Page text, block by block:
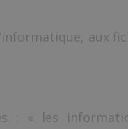
aux
: « les